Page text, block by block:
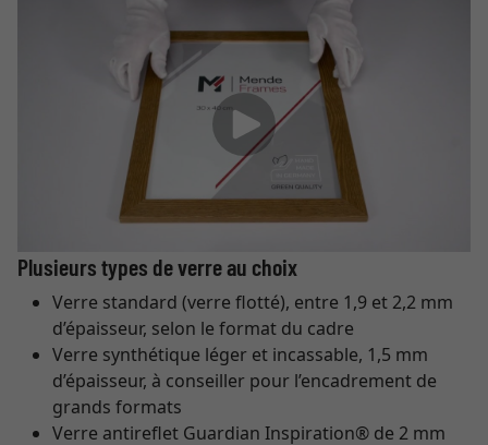
Plusieurs types de verre au choix
Verre standard (verre flotté), entre 1,9 et 2,2 mm
d’épaisseur, selon le format du cadre
Verre synthétique léger et incassable, 1,5 mm
d’épaisseur, à conseiller pour l’encadrement de
grands formats
Verre antireflet Guardian Inspiration® de 2 mm